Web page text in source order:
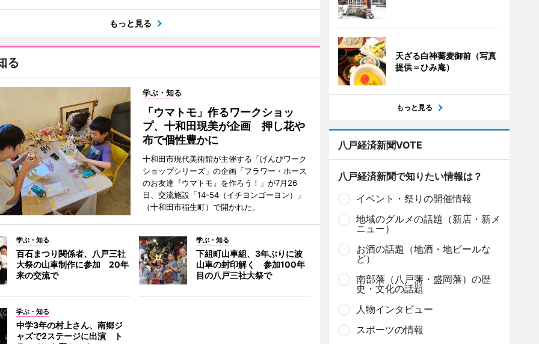
もっと見る
る
学ぶ・知る
「ウマトモ」作るワークショッ
プ、十和田現美が企画 押し花や
布で個性豊かに
十和田市現代美術館が主催する「げんびワーク
ショップシリーズ」の企画「フラワー・ホース
のお友達『ウマトモ』を作ろう！」が7月26
日、交流施設「14-54（イチヨンゴーヨン）」
（十和田市稲生町）で開かれた。
学ぶ・知る
百石まつり関係者、八戸三社
大祭の山車制作に参加 20年
来の交流で
学ぶ・知る
下組町山車組、3年ぶりに波
山車の封印解く 参加100年
目の八戸三社大祭で
学ぶ・知る
中学3年の村上さん、南郷ジ
ャズで2ステージに出演 ト
天ざる白神蕎麦御前（写真
提供＝ひみ庵）
もっと見る
八戸経済新聞VOTE
八戸経済新聞で知りたい情報は？
イベント・祭りの開催情報
地域のグルメの話題（新店・新メ
ニュー）
お酒の話題（地酒・地ビールな
ど）
南部藩（八戸藩・盛岡藩）の歴
史・文化の話題
人物インタビュー
スポーツの情報